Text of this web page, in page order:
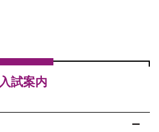
入試案内